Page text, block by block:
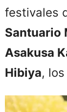
festivales
Santuario
Asakusa
Hibiya,